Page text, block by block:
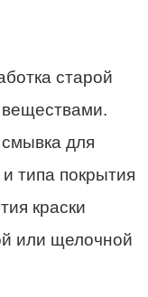
старой
веществами.
для
типа покрытия
краски
или щелочной